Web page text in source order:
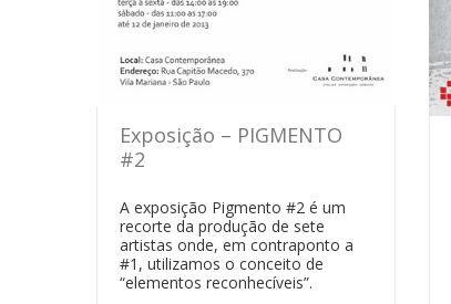
Exposição – PIGMENTO
#2
A exposição Pigmento #2 é um
recorte da produção de sete
artistas onde, em contraponto a
#1, utilizamos o conceito de
“elementos reconhecíveis”.